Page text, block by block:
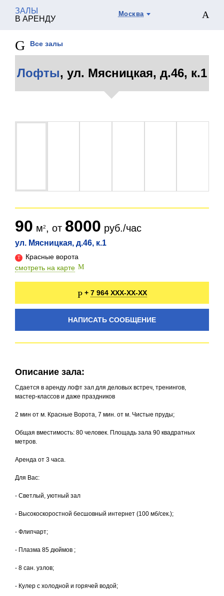
ЗАЛЫ
В АРЕНДУ
Москва
Все залы
Лофты, ул. Мясницкая, д.46, к.1
ул. Мясницкая, д.46, к.1
Красные ворота
смотреть на карте
90 м , от 8000 руб./час
+ 7 964 XXX-XX-XX
НАПИСАТЬ СООБЩЕНИЕ
Описание зала:
Сдается в аренду лофт зал для деловых встреч, тренингов,
мастер-классов и даже праздников
2 мин от м. Красные Ворота, 7 мин. от м. Чистые пруды;
Общая вместимость: 80 человек. Площадь зала 90 квадратных
метров.
Аренда от 3 часа.
Для Вас:
- Светлый, уютный зал
- Высокоскоростной бесшовный интернет (100 мб/сек.);
- Флипчарт;
- Плазма 85 дюймов ;
- 8 сан. узлов;
- Кулер с холодной и горячей водой;